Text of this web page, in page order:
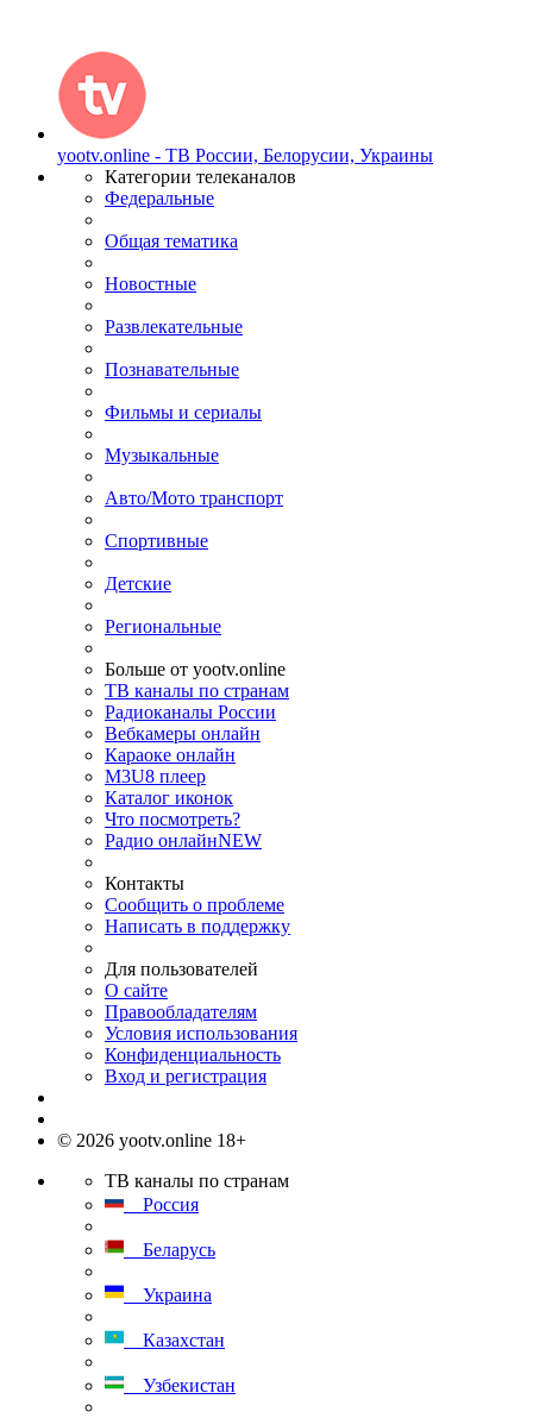
yootv.online - ТВ России, Белорусии, Украины
Категории телеканалов
Федеральные
Общая тематика
Новостные
Развлекательные
Познавательные
Фильмы и сериалы
Музыкальные
Авто/Мото транспорт
Спортивные
Детские
Региональные
Больше от yootv.online
ТВ каналы по странам
Радиоканалы России
Вебкамеры онлайн
Караоке онлайн
M3U8 плеер
Каталог иконок
Что посмотреть?
Радио онлайнNEW
Контакты
Сообщить о проблеме
Написать в поддержку
Для пользователей
О сайте
Правообладателям
Условия использования
Конфиденциальность
Вход и регистрация
© 2026 yootv.online 18+
ТВ каналы по странам
Россия
Беларусь
Украина
Казахстан
Узбекистан